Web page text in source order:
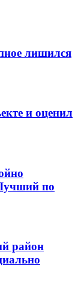
лишился
и оценил
по
район